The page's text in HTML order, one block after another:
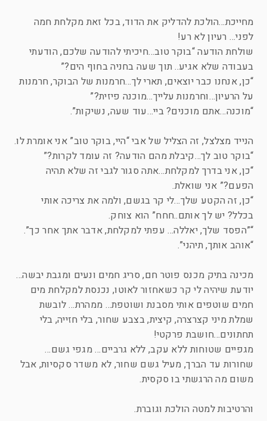
מחייכת…הולכת להדליק את הדוד, בכל זאת מקלחת חמה
לפני… רעיון לא רע!
שולחת הודעה “בוקר טוב…חיכיתי להודעה שלכם, הודעתי
בעבודה שלא אגיע.. תוך שעה בחניה בחוף הים?”
“כן, אנחנו כבר יוצאים, תארי לך…חרמנות של הבוקר, חרמנות
על הרעיון…וחרמנות עלייך…מוכנה פיזית?”
“מוכנה…אתם מוכנים? ביי…עוד שעה, נשיקות”.
הנייד מצלצל, זה הצליל של אבי “היי, בוקר טוב” אני אומרת לו.
“בוקר טוב לך…קיבלת מהם הודעה? זה עומד לקרות?”
“כן, אני בדרך למקלחת…אתה סגור לגבי זה שלא תהיה
הפעם?” אני שואלת.
“כן, זה הקטע שלך…לי קר בגשם, ולמה את צריכה אותי
בכלל? יש לך אותם..חחח” הוא צוחק.
“”הפסד שלך, יאללה… עפתי למקלחת, אדבר אתך אחר כך”.
“אוהב אותך, תיהני”.
מכינה בתיק מכנס פוטר חם, סריג חמים ונעים ומגבת יבשה…
יודעת שיהיה לי קר כשאחזור לאוטו, נכנסת למקלחת מים
חמים שוטפים אותי מסבנת ושוטפת… ממהרת… לובשת
שמלת מיני קצרצרה, קיצית, בצבע שחור, בלי חזייה, בלי
תחתונים…חושבת פרקטי!
מגפיים שטוחות ללא עקב, ללא גרביים… מגפי גשם…
שחורות עד הברך, מעיל גשם שחור, לא משדר סקסיות, אבל
משום מה הרגשתי בו סקסית.
והרטיבות למטה הולכת וגוברת.